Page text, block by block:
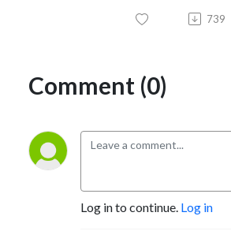
739
Comment (0)
Log in to continue. Log in